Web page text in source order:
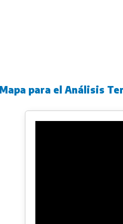
Mapa para el Análisis